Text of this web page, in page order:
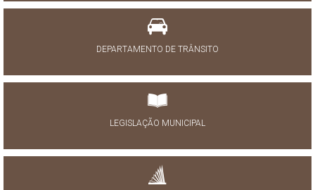
DEPARTAMENTO DE TRÂNSITO
LEGISLAÇÃO MUNICIPAL